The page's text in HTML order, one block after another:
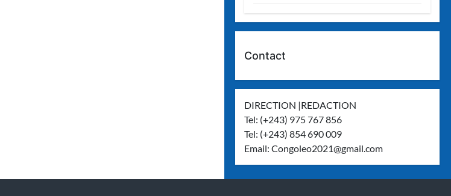
Contact
DIRECTION |REDACTION
Tel: (+243) 975 767 856
Tel: (+243) 854 690 009
Email:Congoleo2021@gmail.com